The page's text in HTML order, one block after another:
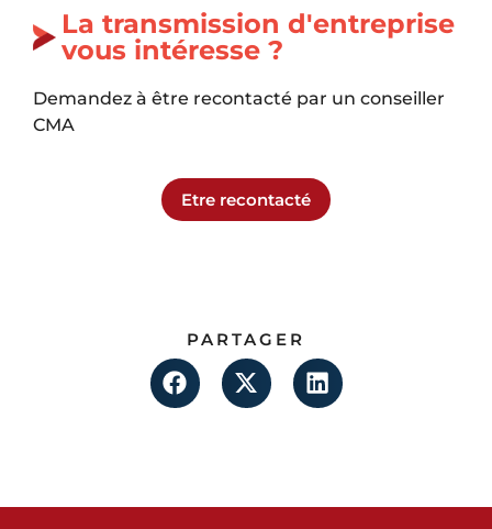
La transmission d'entreprise
vous intéresse ?
Demandez à être recontacté par un conseiller
CMA
Etre recontacté
PARTAGER